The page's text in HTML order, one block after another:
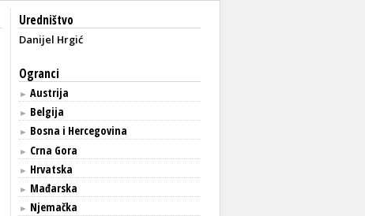
Uredništvo
Danijel Hrgić
Ogranci
► Austrija
► Belgija
► Bosna i Hercegovina
► Crna Gora
► Hrvatska
► Mađarska
► Njemačka